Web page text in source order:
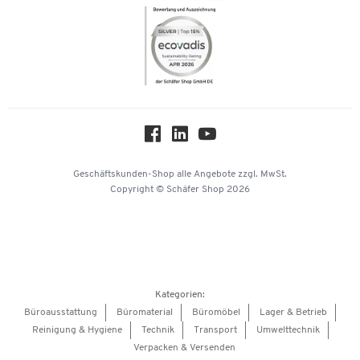
Geschäftskunden-Shop alle Angebote zzgl. MwSt.
Copyright © Schäfer Shop 2026
Kategorien:
Büroausstattung
Büromaterial Büromöbel
Lager & Betrieb
Reinigung & Hygiene
Technik Transport
Umwelttechnik
Verpacken & Versenden